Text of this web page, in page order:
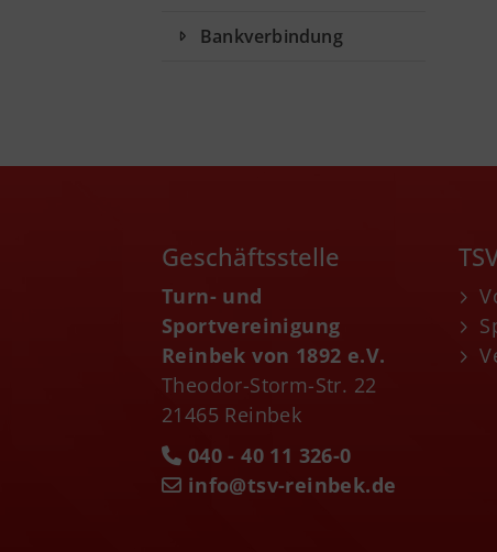
Bankverbindung
Geschäftsstelle
Turn- und
Sportvereinigung
Reinbek von 1892 e.V.
Theodor-Storm-Str. 22
21465 Reinbek
040 - 40 11 326-0
info@tsv-reinbek.de